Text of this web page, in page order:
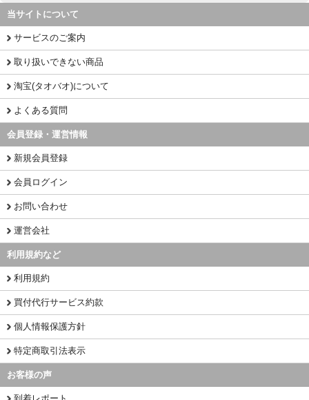
当サイトについて
サービスのご案内
取り扱いできない商品
淘宝(タオバオ)について
よくある質問
会員登録・運営情報
新規会員登録
会員ログイン
お問い合わせ
運営会社
利用規約など
利用規約
買付代行サービス約款
個人情報保護方針
特定商取引法表示
お客様の声